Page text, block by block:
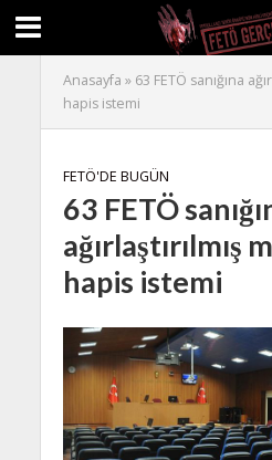
Anasayfa » 63 FETÖ sanığına
hapis istemi
FETÖ'DE BUGÜN
63 FETÖ
ağırlaştırılmış
hapis istemi